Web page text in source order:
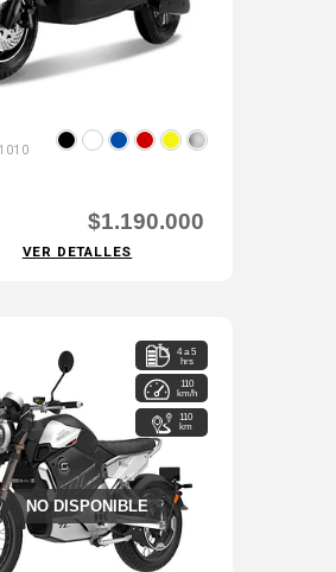
$1.190.000
VER DETALLES
NO DISPONIBLE
4 a 5
hrs
110
km/h
110
km